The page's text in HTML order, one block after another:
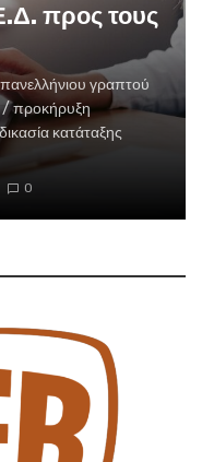
προς τους
γραπτού
/ προκήρυξη
κατάταξης
0